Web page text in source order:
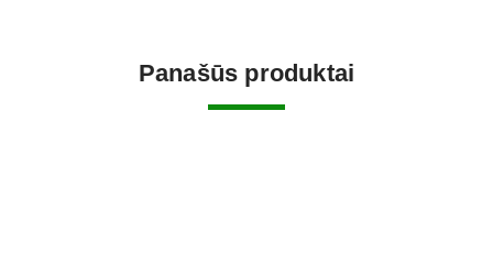
Panašūs produktai